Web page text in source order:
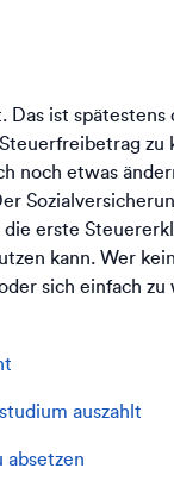
ist
noch etwas
erste
kann. Wer
sich einfach
auszahlt
absetzen